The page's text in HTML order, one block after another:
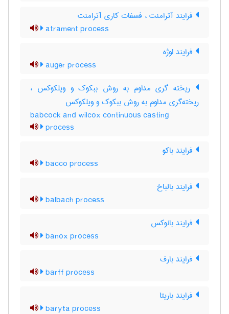
فرایند آترامنت ، فسفات کاری آترامنت
atrament process
فرایند اوژه
auger process
ریخته گری مداوم به روش ببکوک و ویلکوکس ،
ریخته‌گری مداوم به روش ببکوک و ویلکوکس
babcock and wilcox continuous casting
process
فرایند باکو
bacco process
فرایند بالباخ
balbach process
فرایند بانوکس
banox process
فرایند بارف
barff process
فرایند باریتا
baryta process